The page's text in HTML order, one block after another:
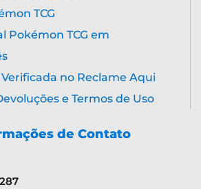
TCG
Pokémon TCG em
no Reclame Aqui
e Termos de Uso
de Contato